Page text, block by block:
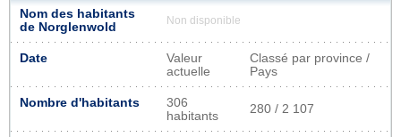
Nom des habitants
de Norglenwold
Non disponible
Date
Valeur
actuelle
Classé par province /
Pays
Nombre d'habitants
306
habitants
280 / 2 107